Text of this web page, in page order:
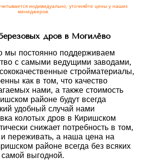
индивидуально, уточняйте цены у наших
менеджеров.
дров в Могилёво
мы постоянно поддерживаем
с самыми ведущими заводами,
стройматериалы,
как в том, что качество
нами, а также стоимость
районе будут всегда
удобный случай нами
колотых дров в Киришском
снижает потребность в том,
переживать, а наша цена на
районе всегда без всяких
выгодной.